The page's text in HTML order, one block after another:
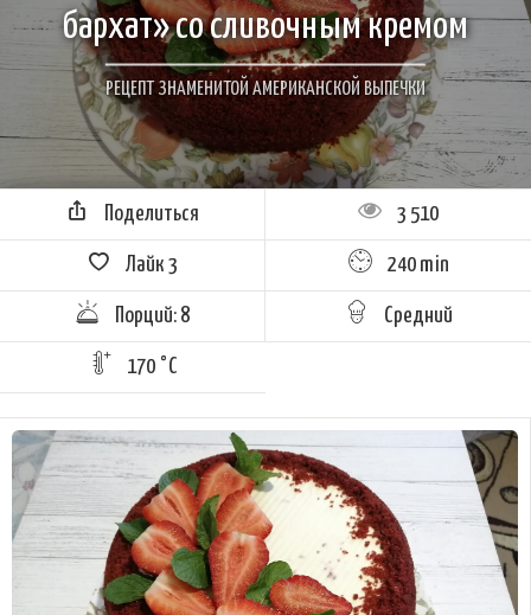
бархат» со сливочным кремом
РЕЦЕПТ ЗНАМЕНИТОЙ АМЕРИКАНСКОЙ ВЫПЕЧКИ
Поделиться 3 510
Лайк 3 240 min
Порций: 8 Средний
170 °C